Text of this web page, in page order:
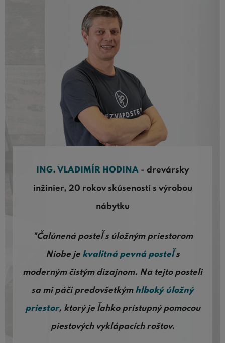
ING. VLADIMÍR HODINA - drevársky
inžinier, 20 rokov skúseností s výrobou
nábytku
"Čalúnená posteľ s úložným priestorom
Niobe je kvalitná pevná posteľs
moderným čistým dizajnom. Na tejto posteli
sa mi páči predovšetkýmhlboký úložný
priestor, ktorý je ľahko prístupný pomocou
piestových vyklápacích roštov.